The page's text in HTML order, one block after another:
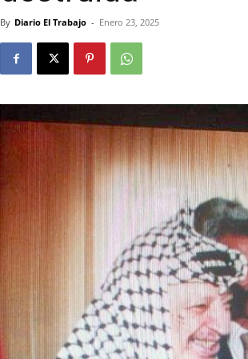
By Diario El Trabajo - Enero 23, 2025